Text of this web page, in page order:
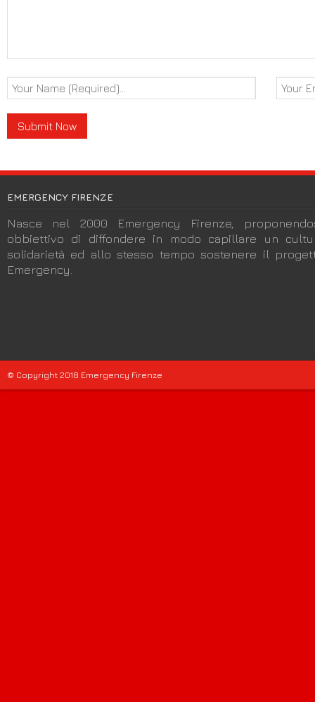
EMERGENCY FIRENZE
Nasce nel 2000 Emergency Firenze,
obbiettivo di diffondere in modo capillare un
solidarietà ed allo stesso tempo sostenere il
Emergency.
© Copyright 2018 Emergency Firenze